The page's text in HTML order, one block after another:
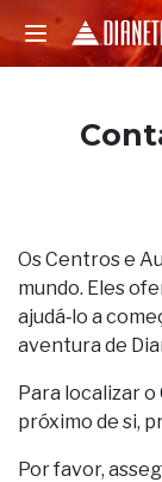
Os Centros e
mundo. Eles
ajudá‑lo a
aventura de
Para localizar
próximo de si,
Por favor,